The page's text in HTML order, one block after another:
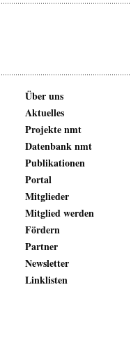
Über uns
Aktuelles
Projekte nmt
Datenbank nmt
Publikationen
Portal
Mitglieder
Mitglied werden
Fördern
Partner
Newsletter
Linklisten